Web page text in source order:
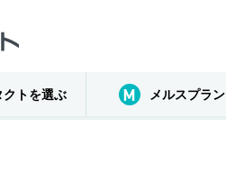
クトを選ぶ メルスプラン